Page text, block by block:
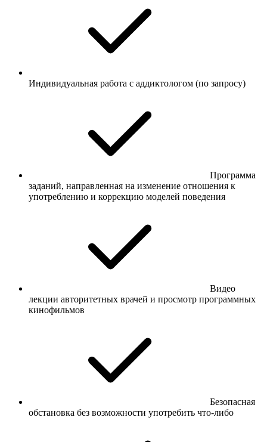
Индивидуальная работа с аддиктологом (по запросу)
Программа
заданий, направленная на изменение отношения к
употреблению и коррекцию моделей поведения
Видео
лекции авторитетных врачей и просмотр программных
кинофильмов
Безопасная
обстановка без возможности употребить что-либо